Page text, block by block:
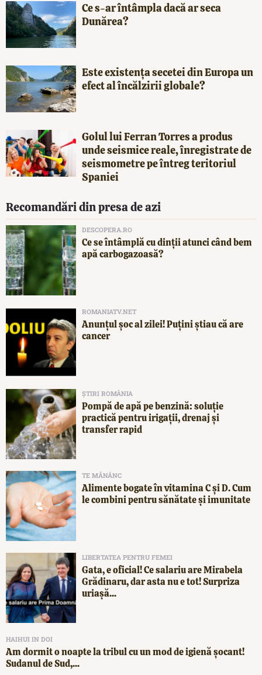
Ce s-ar întâmpla dacă ar seca
Dunărea?
Este existența secetei din Europa un
efect al încălzirii globale?
Golul lui Ferran Torres a produs
unde seismice reale, înregistrate de
seismometre pe întreg teritoriul
Spaniei
Recomandări din presa de azi
DESCOPERA.RO
Ce se întâmplă cu dinții atunci când bem
apă carbogazoasă?
ROMANIATV.NET
Anunţul şoc al zilei! Puţini ştiau că are
cancer
ȘTIRI ROMÂNIA
Pompă de apă pe benzină: soluție
practică pentru irigații, drenaj și
transfer rapid
TE MĂNÂNC
Alimente bogate în vitamina C și D. Cum
le combini pentru sănătate și imunitate
LIBERTATEA PENTRU FEMEI
Gata, e oficial! Ce salariu are Mirabela
Grădinaru, dar asta nu e tot! Surpriza
uriașă...
HAIHUI IN DOI
Am dormit o noapte la tribul cu un mod de igienă șocant!
Sudanul de Sud,...